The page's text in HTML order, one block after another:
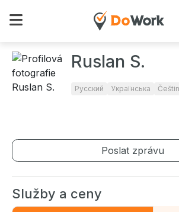
Ruslan S.
Русский Українська
Poslat zprávu
Služby a ceny